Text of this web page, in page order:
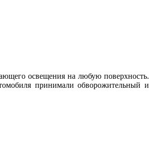
освещения на любую поверхность.
принимали обворожительный и